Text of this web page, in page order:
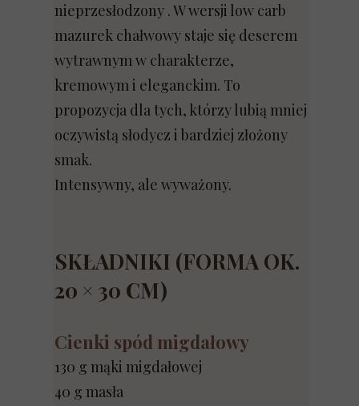
nieprzesłodzony . W wersji low carb
mazurek chałwowy staje się deserem
wytrawnym w charakterze,
kremowym i eleganckim. To
propozycja dla tych, którzy lubią mniej
oczywistą słodycz i bardziej złożony
smak.
Intensywny, ale wyważony.
SKŁADNIKI (FORMA OK.
20 × 30 CM)
Cienki spód migdałowy
130 g mąki migdałowej
40 g masła